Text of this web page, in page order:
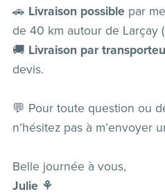
🚗 Livraison possiblepar
de 40 km autour de Larçay
🚚 Livraison par
devis.
💬 Pour toute question ou
n’hésitez pas à m’envoyer
Belle journée à vous,
Julie ⚘️